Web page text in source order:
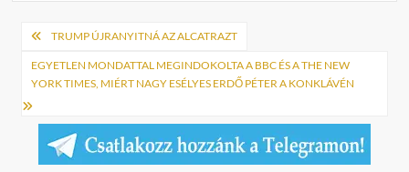
Bejegyzés
navigáció
TRUMP ÚJRANYITNÁ AZ ALCATRAZT
EGYETLEN MONDATTAL MEGINDOKOLTA A BBC ÉS A THE NEW
YORK TIMES, MIÉRT NAGY ESÉLYES ERDŐ PÉTER A KONKLÁVÉN